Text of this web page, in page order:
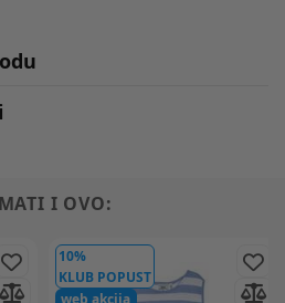
I OVO:
10%
KLUB POPUST
web akcija